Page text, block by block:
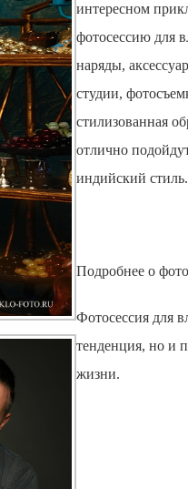
интересном
фотосессию для
наряды,
студии,
стилизованная
отлично
индийский стиль.
Подробнее о
Фотосессия для
тенденция, но и
жизни.